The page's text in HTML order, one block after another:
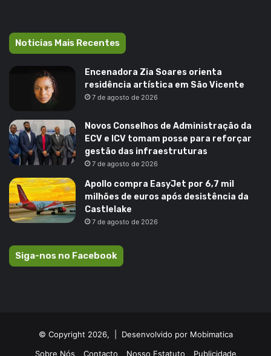
Noticias Mais Recentes
Encenadora Zia Soares orienta
residência artística em São Vicente
7 de agosto de 2026
Novos Conselhos de Administração da
ECV e ICV tomam posse para reforçar
gestão das infraestruturas
7 de agosto de 2026
Apollo compra EasyJet por 6,7 mil
milhões de euros após desistência da
Castlelake
7 de agosto de 2026
Siga-nos no Facebook
© Copyright 2026, | Desenvolvido por Mobimatica
Sobre Nós
Contacto Nosso Estatuto Publicidade